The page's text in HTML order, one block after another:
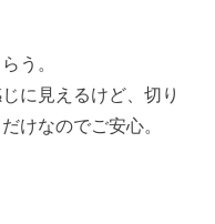
う。
に見えるけど、切り
けなのでご安心。